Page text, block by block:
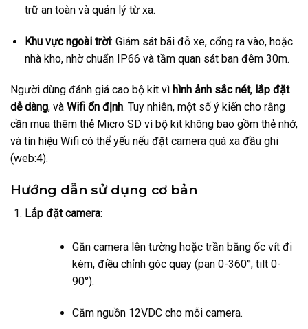
trữ an toàn và quản lý từ xa.
Khu vực ngoài trời: Giám sát bãi đỗ xe, cổng ra vào, hoặc
nhà kho, nhờ chuẩn IP66 và tầm quan sát ban đêm 30m.
Người dùng đánh giá cao bộ kit vì hình ảnh sắc nét, lắp đặt
dễ dàng, và Wifi ổn định. Tuy nhiên, một số ý kiến cho rằng
cần mua thêm thẻ Micro SD vì bộ kit không bao gồm thẻ nhớ,
và tín hiệu Wifi có thể yếu nếu đặt camera quá xa đầu ghi
(web:4).
Hướng dẫn sử dụng cơ bản
Lắp đặt camera:
Gắn camera lên tường hoặc trần bằng ốc vít đi
kèm, điều chỉnh góc quay (pan 0-360°, tilt 0-
90°).
Cắm nguồn 12VDC cho mỗi camera.